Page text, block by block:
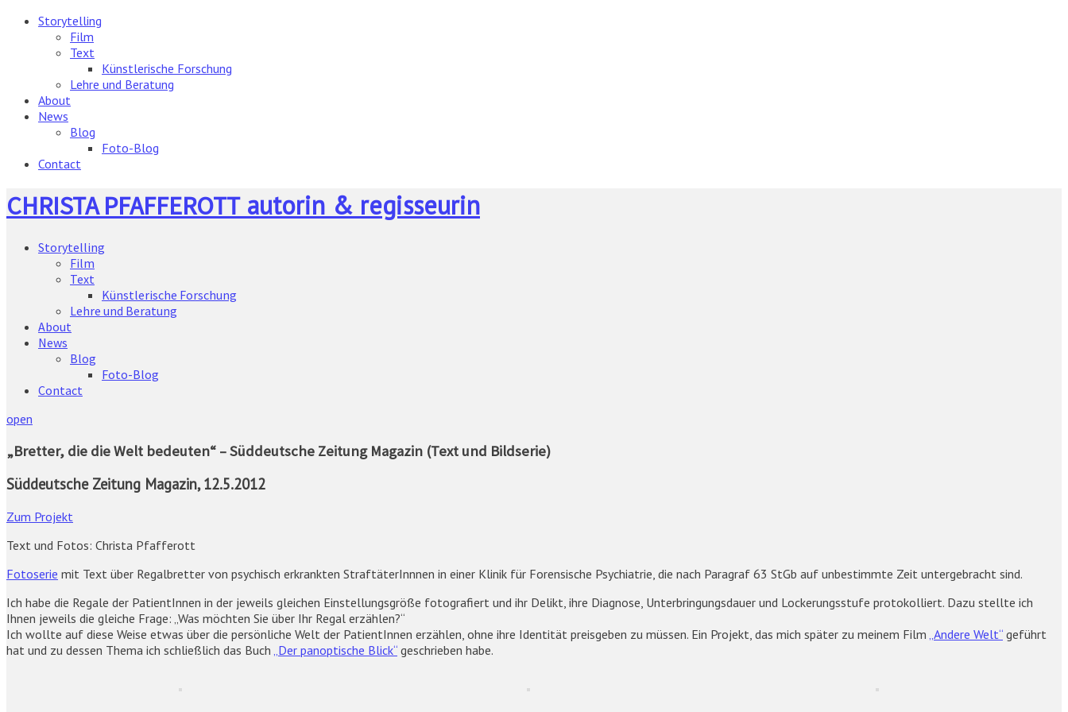
Storytelling
Film
Text
Künstlerische Forschung
Lehre und Beratung
About
News
Blog
Foto-Blog
Contact
CHRISTA PFAFFEROTT autorin & regisseurin
Storytelling
Film
Text
Künstlerische Forschung
Lehre und Beratung
About
News
Blog
Foto-Blog
Contact
open
„Bretter, die die Welt bedeuten“ – Süddeutsche Zeitung Magazin (Text und Bildserie)
Süddeutsche Zeitung Magazin, 12.5.2012
Zum Projekt
Text und Fotos: Christa Pfafferott
Fotoserie mit Text über Regalbretter von psychisch erkrankten StraftäterInnnen in einer Klinik für Forensische Psychiatrie, die nach Paragraf 63 StGb auf unbestimmte Zeit untergebracht sind.
Ich habe die Regale der PatientInnen in der jeweils gleichen Einstellungsgröße fotografiert und ihr Delikt, ihre Diagnose, Unterbringungsdauer und Lockerungsstufe protokolliert. Dazu stellte ich
Ihnen jeweils die gleiche Frage: „Was möchten Sie über Ihr Regal erzählen?“
Ich wollte auf diese Weise etwas über die persönliche Welt der PatientInnen erzählen, ohne ihre Identität preisgeben zu müssen. Ein Projekt, das mich später zu meinem Film „Andere Welt“ geführt
hat und zu dessen Thema ich schließlich das Buch „Der panoptische Blick“ geschrieben habe.